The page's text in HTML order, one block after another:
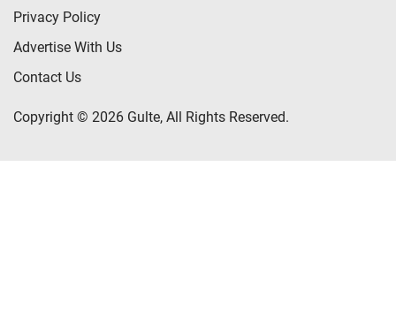
Privacy Policy
Advertise With Us
Contact Us
Copyright © 2026 Gulte, All Rights Reserved.